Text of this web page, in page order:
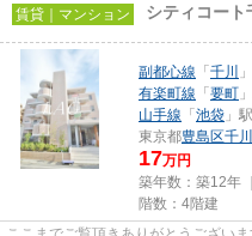
賃貸｜マンション シティコート
副都心線 「 千川
有楽町線 「 要町
山手線 「 池袋 」
東京都豊島区千川
17万円
築年数：築12年
階数：4階建